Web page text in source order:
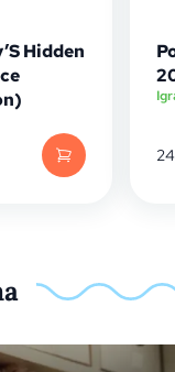
Hidden